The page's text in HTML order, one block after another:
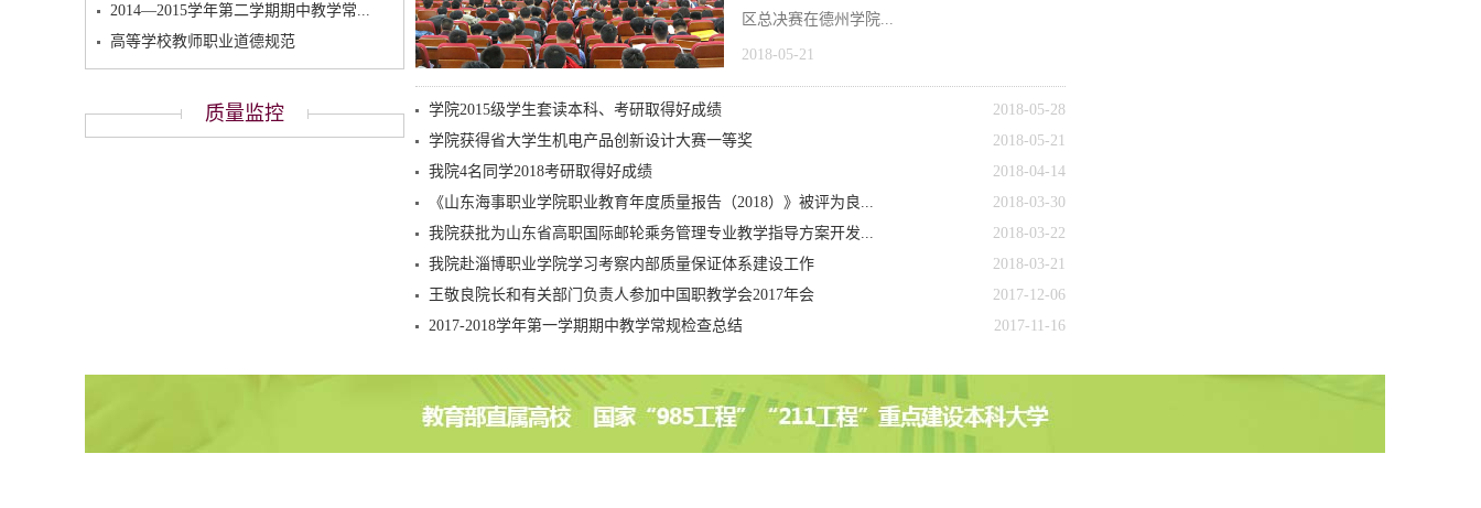
2014—2015学年第二学期期中教学常...
高等学校教师职业道德规范
质量监控
区总决赛在德州学院...
2018-05-21
2018-05-28
学院2015级学生套读本科、考研取得好成绩
2018-05-21
学院获得省大学生机电产品创新设计大赛一等奖
2018-04-14
我院4名同学2018考研取得好成绩
2018-03-30
《山东海事职业学院职业教育年度质量报告（2018）》被评为良...
2018-03-22
我院获批为山东省高职国际邮轮乘务管理专业教学指导方案开发...
2018-03-21
我院赴淄博职业学院学习考察内部质量保证体系建设工作
2017-12-06
王敬良院长和有关部门负责人参加中国职教学会2017年会
2017-11-16
2017-2018学年第一学期期中教学常规检查总结